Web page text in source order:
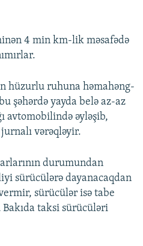
4 min km-lik məsafədə
hüzurlu ruhuna həmahəng-
şəhərdə yayda belə az-az
avtomobilində əyləşib,
vərəqləyir.
durumundan
sürücülərə dayanacaqdan
sürücülər isə tabe
taksi sürücüləri